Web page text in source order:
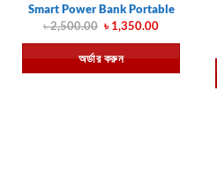
Smart Power Bank Portable
৳2,500.00 Original
price
was:
৳ 2,500.00.
৳1,350.00Current
is:
৳ 1,350.00.
অর্ডার করুন